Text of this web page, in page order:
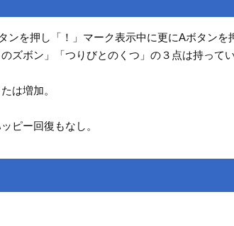
を押し「！」マーク表示中に更にAボタンを
ズボン」「つりびとのくつ」の３点は持って
は増加。
ピー回復もなし。